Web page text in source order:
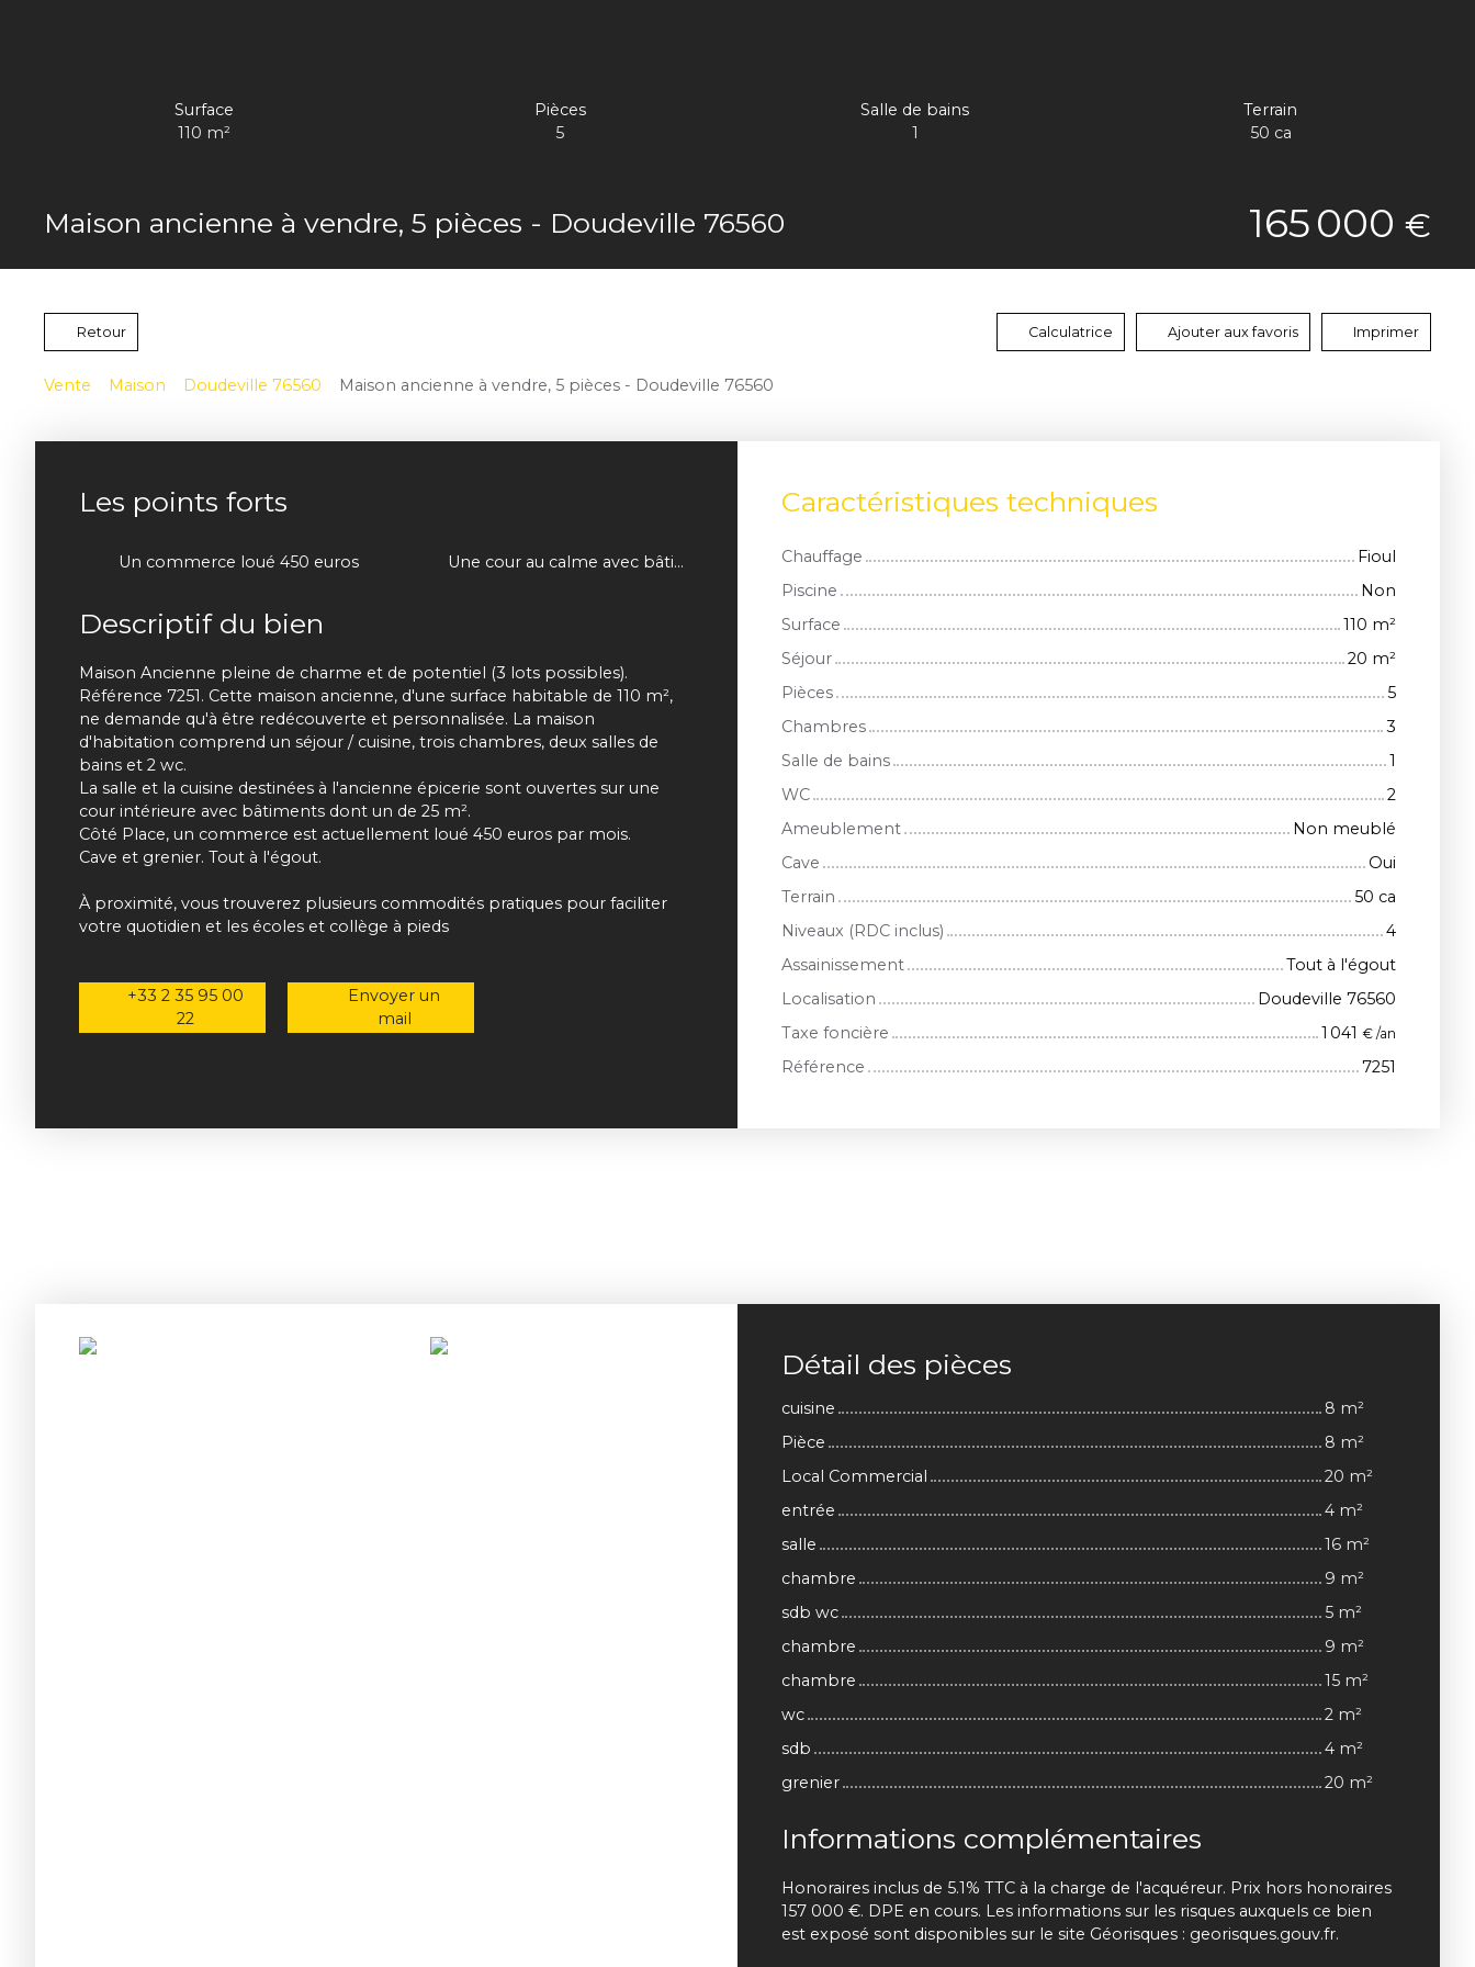
Surface
110 m²
Pièces
5
Salle de bains
1
Terrain
50 ca
Maison ancienne à vendre, 5 pièces - Doudeville 76560 165 000 €
Retour Calculatrice Ajouter aux favoris Imprimer
Vente Maison Doudeville 76560 Maison ancienne à vendre, 5 pièces - Doudeville 76560
Les points forts
Un commerce loué 450 euros Une cour au calme avec bâtiment
Descriptif du bien
Maison Ancienne pleine de charme et de potentiel (3 lots possibles).
Référence 7251. Cette maison ancienne, d'une surface habitable de 110 m²,
ne demande qu'à être redécouverte et personnalisée. La maison
d'habitation comprend un séjour / cuisine, trois chambres, deux salles de
bains et 2 wc.
La salle et la cuisine destinées à l'ancienne épicerie sont ouvertes sur une
cour intérieure avec bâtiments dont un de 25 m².
Côté Place, un commerce est actuellement loué 450 euros par mois.
Cave et grenier. Tout à l'égout.
À proximité, vous trouverez plusieurs commodités pratiques pour faciliter
votre quotidien et les écoles et collège à pieds
+33 2 35 95 00
22
Envoyer un
mail
Caractéristiques techniques
Chauffage
Fioul
Piscine
Non
Surface
110 m²
Séjour
20 m²
Pièces
5
Chambres
3
Salle de bains
1
WC
2
Ameublement
Non meublé
Cave
Oui
Terrain
50 ca
Niveaux (RDC inclus)
4
Assainissement
Tout à l'égout
Localisation
Doudeville 76560
Taxe foncière
1 041 € /an
Référence 7251
Détail des pièces
cuisine
8 m²
Pièce
8 m²
Local Commercial
20 m²
entrée
4 m²
salle
16 m²
chambre
9 m²
sdb wc
5 m²
chambre
9 m²
chambre
15 m²
wc
2 m²
sdb
4 m²
grenier
20 m²
Informations complémentaires
Honoraires inclus de 5.1% TTC à la charge de l'acquéreur. Prix hors honoraires
157 000 €. DPE en cours. Les informations sur les risques auxquels ce bien
est exposé sont disponibles sur le site Géorisques : georisques.gouv.fr.